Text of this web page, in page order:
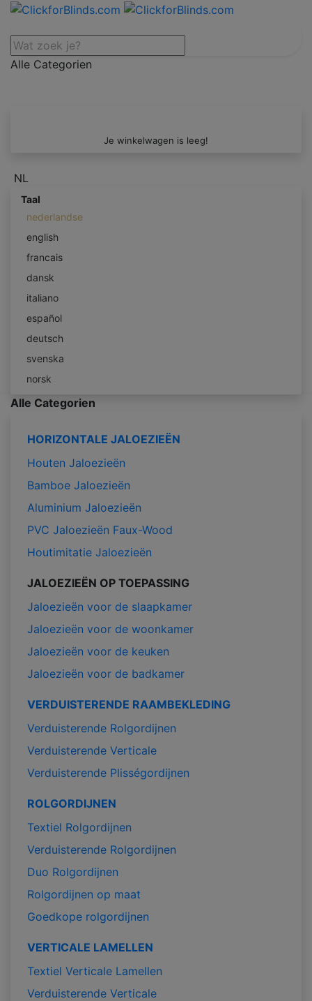
Alle Categorien
Je winkelwagen is leeg!
NL
Taal
nederlandse
english
francais
dansk
italiano
español
deutsch
svenska
norsk
Alle Categorien
HORIZONTALE JALOEZIEËN
Houten Jaloezieën
Bamboe Jaloezieën
Aluminium Jaloezieën
PVC Jaloezieën Faux-Wood
Houtimitatie Jaloezieën
JALOEZIEËN OP TOEPASSING
Jaloezieën voor de slaapkamer
Jaloezieën voor de woonkamer
Jaloezieën voor de keuken
Jaloezieën voor de badkamer
VERDUISTERENDE RAAMBEKLEDING
Verduisterende Rolgordijnen
Verduisterende Verticale
Verduisterende Plisségordijnen
ROLGORDIJNEN
Textiel Rolgordijnen
Verduisterende Rolgordijnen
Duo Rolgordijnen
Rolgordijnen op maat
Goedkope rolgordijnen
VERTICALE LAMELLEN
Textiel Verticale Lamellen
Verduisterende Verticale